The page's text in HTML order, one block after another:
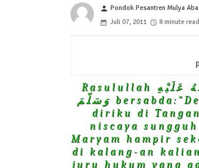
person Pondok Pesantren Mulya
Juli 07, 2011
8 minute read
Rasulullah صَلّى اللّهُ عَلَيْهِ
وَسَلّمَ bersabda:"Demi yang
diriku di
niscaya
Maryam hampir
di kalang-an
juru hukum yang